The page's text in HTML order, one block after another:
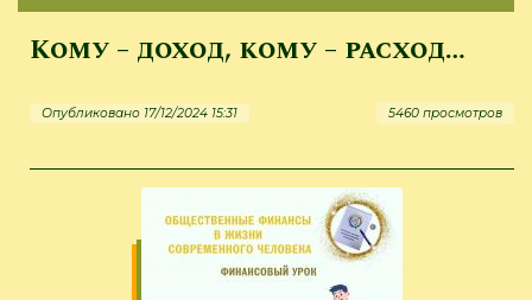
Кому – доход, кому – расход…
Опубликовано 17/12/2024 15:31 5460 просмотров